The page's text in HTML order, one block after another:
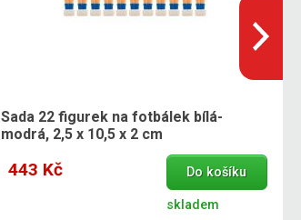
Sada 22 figurek na fotbálek bílá-
modrá, 2,5 x 10,5 x 2 cm
443 Kč Do košíku
skladem